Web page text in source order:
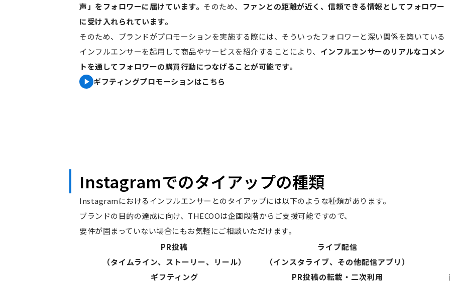
声」をフォロワーに届けています。 そのため、
ファンとの距離が近く、信頼できる情報としてフォロワー
に受け入れられています。
そのため、ブランドがプロモーションを実施する際には、そういったフォロワーと深い関係を築いている
インフルエンサーを起用して商品やサービスを紹介することにより、 インフルエンサーのリアルなコメン
トを通してフォロワーの購買行動につなげることが可能です。
ギフティングプロモーションはこちら
Instagramでのタイアップの種類
Instagramにおけるインフルエンサーとのタイアップには以下のような種類があります。
ブランドの目的の達成に向け、THECOOは企画段階からご支援可能ですので、
要件が固まっていない場合にもお気軽にご相談いただけます。
PR投稿
（タイムライン、ストーリー、リール）
ライブ配信
（インスタライブ、その他配信アプリ）
ギフティング
PR投稿の転載・二次利用